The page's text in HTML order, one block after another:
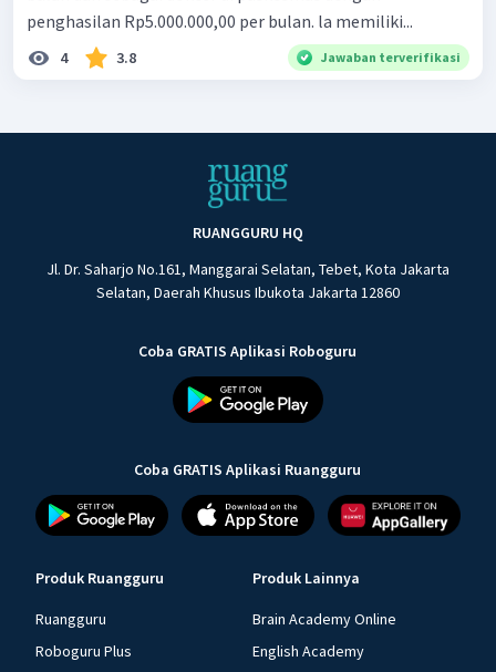
penghasilan Rp5.000.000,00 per bulan. la memiliki...
4 3.8 Jawaban terverifikasi
RUANGGURU HQ
Jl. Dr. Saharjo No.161, Manggarai Selatan, Tebet, Kota Jakarta
Selatan, Daerah Khusus Ibukota Jakarta 12860
Coba GRATIS Aplikasi Roboguru
Coba GRATIS Aplikasi Ruangguru
Produk Ruangguru
Ruangguru
Roboguru Plus
Produk Lainnya
Brain Academy Online
English Academy